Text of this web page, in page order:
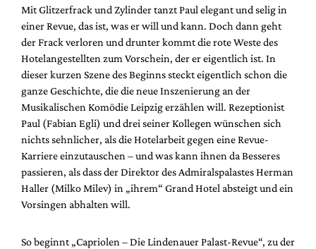
Hefte
Alle Hefte
Leseproben
Podcast
Service
Shop / Abo
Newsletter
Redaktion
Autor:innen
Partner
Mediadaten
Mit Glitzerfrack und Zylinder tanzt Paul elegant und selig in
einer Revue, das ist, was er will und kann. Doch dann geht
der Frack verloren und drunter kommt die rote Weste des
Hotelangestellten zum Vorschein, der er eigentlich ist. In
dieser kurzen Szene des Beginns steckt eigentlich schon die
ganze Geschichte, die die neue Inszenierung an der
Musikalischen Komödie Leipzig erzählen will. Rezeptionist
Paul (Fabian Egli) und drei seiner Kollegen wünschen sich
nichts sehnlicher, als die Hotelarbeit gegen eine Revue-
Karriere einzutauschen – und was kann ihnen da Besseres
passieren, als dass der Direktor des Admiralspalastes Herman
Haller (Milko Milev) in „ihrem“ Grand Hotel absteigt und ein
Vorsingen abhalten will.
So beginnt „Capriolen – Die Lindenauer Palast-Revue“, zu der